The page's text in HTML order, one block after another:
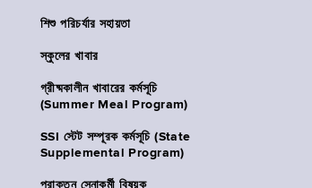
শিশু পরিচর্যার সহায়তা
স্কুলের খাবার
গ্রীষ্মকালীন খাবারের কর্মসূচি
(Summer Meal Program)
SSI স্টেট সম্পূরক কর্মসূচি (State
Supplemental Program)
প্রাক্তন সেনাকর্মী বিষয়ক